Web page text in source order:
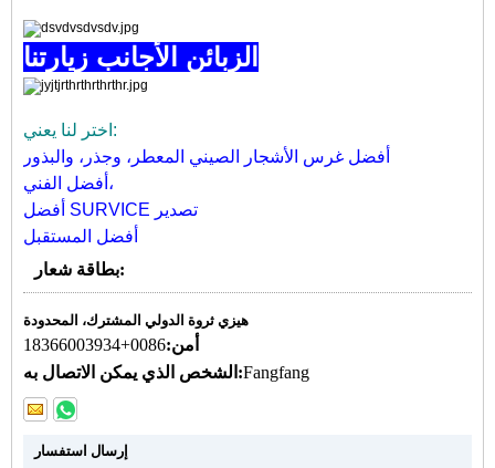
الزبائن الأجانب زيارتنا
اختر لنا يعني:
أفضل غرس الأشجار الصيني المعطر، وجذر، والبذور
أفضل الفني،
أفضل SURVICE تصدير
أفضل المستقبل
بطاقة شعار:
هيزي ثروة الدولي المشترك، المحدودة
أمن:0086+18366003934
الشخص الذي يمكن الاتصال به:Fangfang
إرسال استفسار